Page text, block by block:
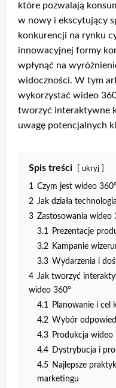
które pozwalają
w nowy i ekscytujący
konkurencji na rynku
innowacyjnej formy
wpłynąć na
widoczności. W tym
wykorzystać wideo
tworzyć interaktywne
uwagę potencjalnych
Spis treści ukryj
1 Czym jest wideo
2 Jak działa
3 Zastosowania wideo
3.1 Prezentacje
3.2 Kampanie
3.3 Wydarzenia i
4 Jak tworzyć
wideo 360°
4.1 Planowanie i cel
4.2 Wybór
4.3 Produkcja wideo
4.4 Dystrybucja i
4.5 Najlepsze
marketingu